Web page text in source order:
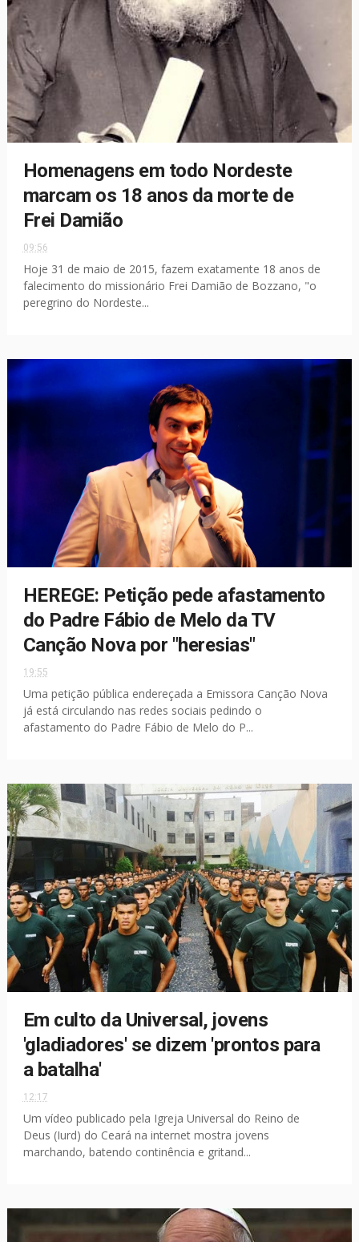
Homenagens em todo Nordeste
marcam os 18 anos da morte de
Frei Damião
09:56
Hoje 31 de maio de 2015, fazem exatamente 18 anos de
falecimento do missionário Frei Damião de Bozzano, "o
peregrino do Nordeste...
HEREGE: Petição pede afastamento
do Padre Fábio de Melo da TV
Canção Nova por "heresias"
19:55
Uma petição pública endereçada a Emissora Canção Nova
já está circulando nas redes sociais pedindo o
afastamento do Padre Fábio de Melo do P...
Em culto da Universal, jovens
'gladiadores' se dizem 'prontos para
a batalha'
12:17
Um vídeo publicado pela Igreja Universal do Reino de
Deus (Iurd) do Ceará na internet mostra jovens
marchando, batendo continência e gritand...